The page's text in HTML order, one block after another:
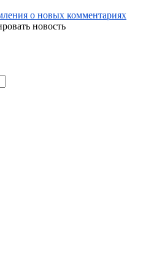
о новых комментариях
новость